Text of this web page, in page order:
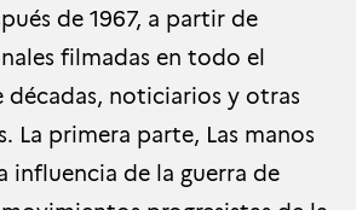
de 1967, a partir de
filmadas en todo el
noticiarios y otras
La primera parte, Las manos
influencia de la guerra de